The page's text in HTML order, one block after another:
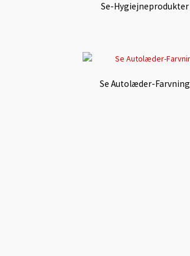
Se-Hygiejneprodukter
Se Autolæder-Farvning